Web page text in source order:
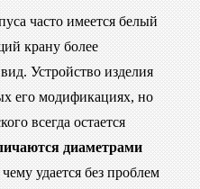
часто имеется белый
крану более
Устройство изделия
его модификациях, но
всегда остается
диаметрами
чему удается без проблем